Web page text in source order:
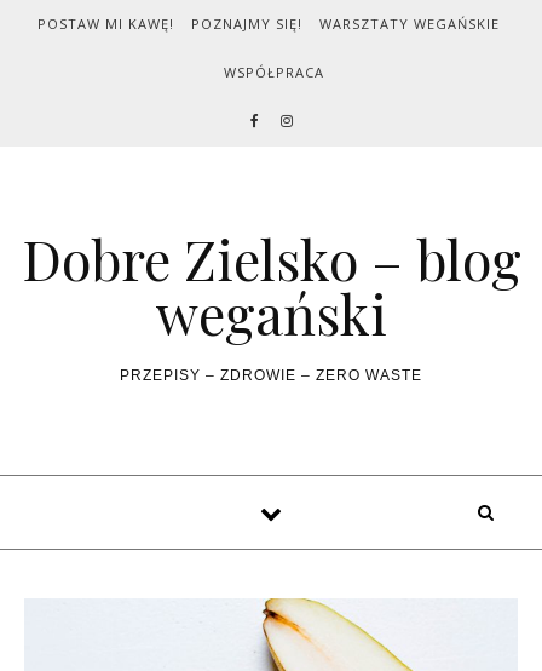
Skip to content
POSTAW MI KAWĘ! POZNAJMY SIĘ! WARSZTATY WEGAŃSKIE
WSPÓŁPRACA
Dobre Zielsko – blog
wegański
PRZEPISY – ZDROWIE – ZERO WASTE